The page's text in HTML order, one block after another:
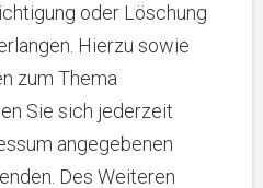
oder Löschung
Hierzu sowie
zum Thema
Sie sich jederzeit
angegebenen
Des Weiteren